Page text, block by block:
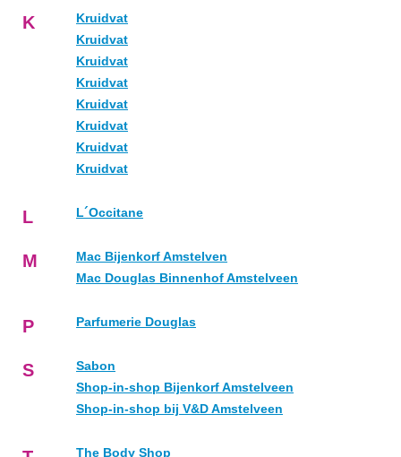
K
Kruidvat
Kruidvat
Kruidvat
Kruidvat
Kruidvat
Kruidvat
Kruidvat
Kruidvat
L L´Occitane
M
Mac Bijenkorf Amstelven
Mac Douglas Binnenhof Amstelveen
P Parfumerie Douglas
S
Sabon
Shop-in-shop Bijenkorf Amstelveen
Shop-in-shop bij V&D Amstelveen
The Body Shop